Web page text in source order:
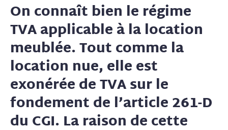
On connaît bien le régime
TVA applicable à la location
meublée. Tout comme la
location nue, elle est
exonérée de TVA sur le
fondement de l’article 261-D
du CGI. La raison de cette